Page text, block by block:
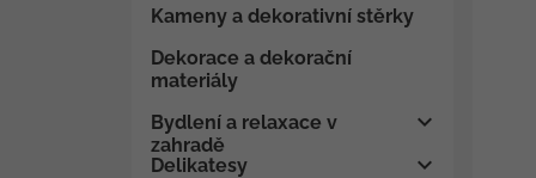
Kameny a dekorativní stěrky
Dekorace a dekorační
materiály
Bydlení a relaxace v
zahradě
Delikatesy